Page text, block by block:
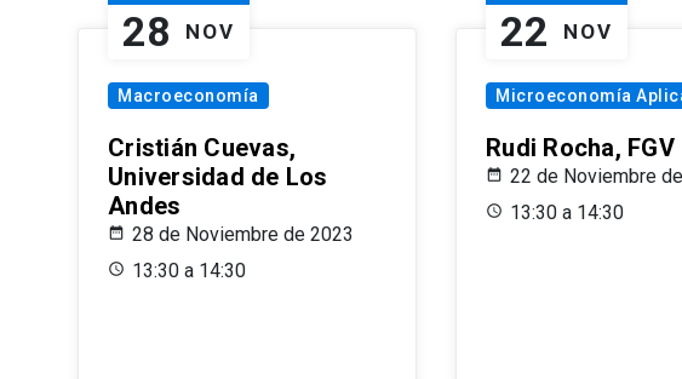
28 NOV
Macroeconomía
Cristián Cuevas,
Universidad de Los
Andes
28 de Noviembre de 2023
13:30 a 14:30
22 NOV
Microeconomía
Rudi Rocha, FGV
22 de Noviembre
13:30 a 14:30